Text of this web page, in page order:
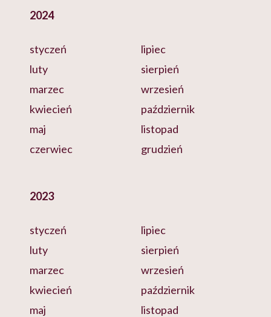
2024
styczeń
luty
marzec
kwiecień
maj
czerwiec
lipiec
sierpień
wrzesień
październik
listopad
grudzień
2023
styczeń
luty
marzec
kwiecień
maj
lipiec
sierpień
wrzesień
październik
listopad